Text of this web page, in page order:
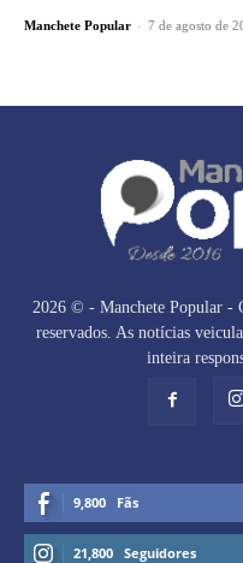
Manchete Popular - 7 de agosto de
2026 © - Manchete Popular -
reservados. As notícias
inteira
9,800 Fãs
21,800 Seguidores